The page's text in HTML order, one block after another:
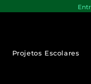
Projetos Escolares